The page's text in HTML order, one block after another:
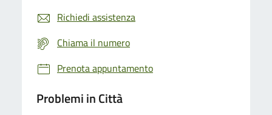
Richiedi assistenza
Chiama il numero
Prenota appuntamento
Problemi in Città